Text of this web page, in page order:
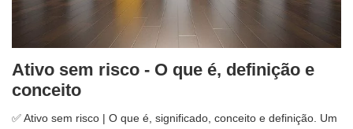
Ativo sem risco - O que é, definição e
conceito
✅ Ativo sem risco | O que é, significado, conceito e definição. Um